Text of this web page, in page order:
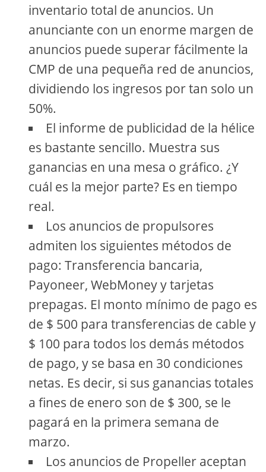
inventario total de anuncios. Un
anunciante con un enorme margen de
anuncios puede superar fácilmente la
CMP de una pequeña red de anuncios,
dividiendo los ingresos por tan solo un
50%.
El informe de publicidad de la hélice
es bastante sencillo. Muestra sus
ganancias en una mesa o gráfico. ¿Y
cuál es la mejor parte? Es en tiempo
real.
Los anuncios de propulsores
admiten los siguientes métodos de
pago: Transferencia bancaria,
Payoneer, WebMoney y tarjetas
prepagas. El monto mínimo de pago es
de $ 500 para transferencias de cable y
$ 100 para todos los demás métodos
de pago, y se basa en 30 condiciones
netas. Es decir, si sus ganancias totales
a fines de enero son de $ 300, se le
pagará en la primera semana de
marzo.
Los anuncios de Propeller aceptan